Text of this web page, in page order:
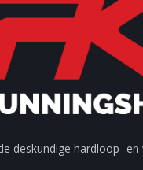
deskundige hardloop- en